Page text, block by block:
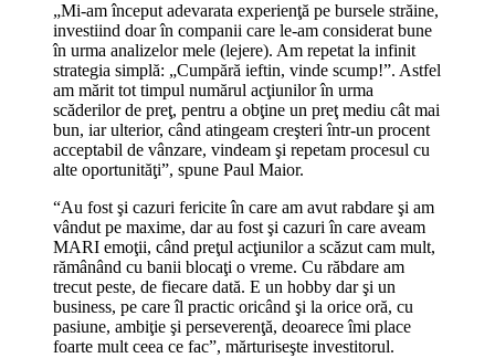
„Mi-am început adevarata experienţă pe bursele străine,
investiind doar în companii care le-am considerat bune
în urma analizelor mele (lejere). Am repetat la infinit
strategia simplă: „Cumpără ieftin, vinde scump!”. Astfel
am mărit tot timpul numărul acţiunilor în urma
scăderilor de preţ, pentru a obţine un preţ mediu cât mai
bun, iar ulterior, când atingeam creşteri într-un procent
acceptabil de vânzare, vindeam şi repetam procesul cu
alte oportunităţi”, spune Paul Maior.
“Au fost şi cazuri fericite în care am avut rabdare şi am
vândut pe maxime, dar au fost şi cazuri în care aveam
MARI emoţii, când preţul acţiunilor a scăzut cam mult,
rămânând cu banii blocaţi o vreme. Cu răbdare am
trecut peste, de fiecare dată. E un hobby dar şi un
business, pe care îl practic oricând şi la orice oră, cu
pasiune, ambiţie şi perseverenţă, deoarece îmi place
foarte mult ceea ce fac”, mărturiseşte investitorul.